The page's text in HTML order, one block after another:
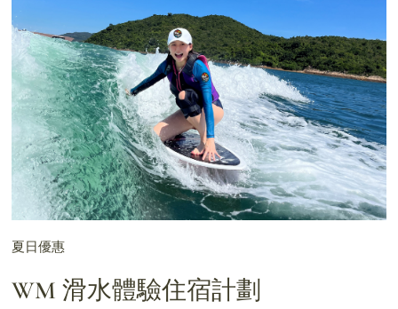
夏日優惠
WM 滑水體驗住宿計劃